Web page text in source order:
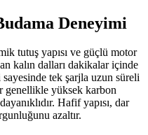
Deneyimi
tutuş yapısı ve güçlü motor
kalın dalları dakikalar içinde
tek şarjla uzun süreli
genellikle yüksek karbon
Hafif yapısı, dar
azaltır.